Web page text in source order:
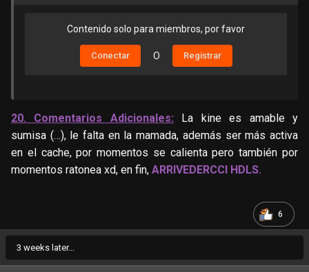
Contenido solo para miembros, por favor
Conectar O Registrar
20. Comentarios Adicionales: La kine es amable y
sumisa (…), le falta en la mamada, además ser más activa
en el cache, por momentos se calienta pero también por
momentos ratonea xd, en fin, ARRIVEDERCCI HDLS.
6
3 weeks later...